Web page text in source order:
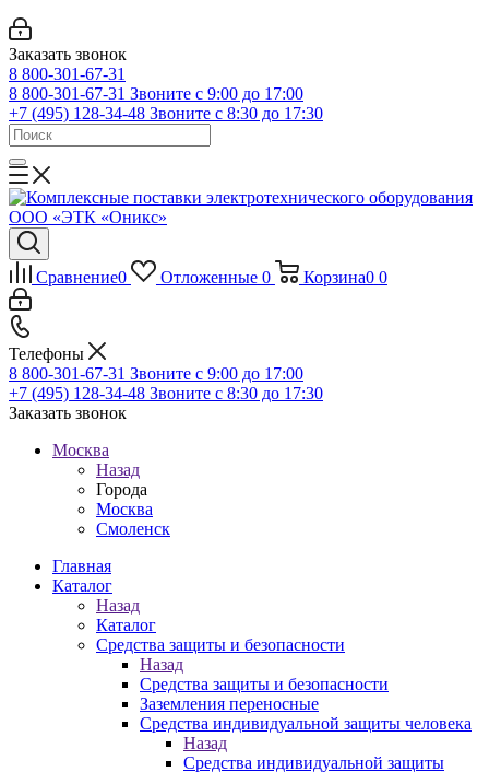
Заказать звонок
8 800-301-67-31
8 800-301-67-31 Звоните с 9:00 до 17:00
+7 (495) 128-34-48 Звоните с 8:30 до 17:30
Сравнение0 Отложенные 0 Корзина0 0
Телефоны
8 800-301-67-31 Звоните с 9:00 до 17:00
+7 (495) 128-34-48 Звоните с 8:30 до 17:30
Заказать звонок
Москва
Назад
Города
Москва
Смоленск
Главная
Каталог
Назад
Каталог
Средства защиты и безопасности
Назад
Средства защиты и безопасности
Заземления переносные
Средства индивидуальной защиты человека
Назад
Средства индивидуальной защиты